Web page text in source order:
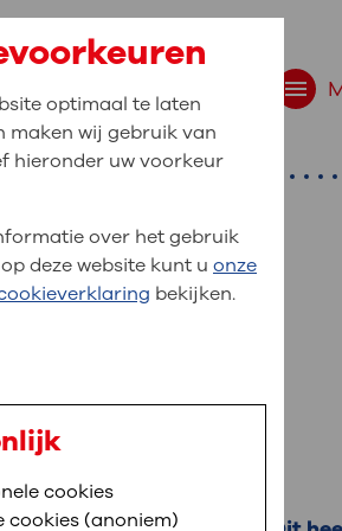
op
,Digitalisering
gegevens
kunt u uw medische
breidt MijnOLVG
voet
optimaal te laten
maken wij gebruik van
hieronder uw voorkeur
over het gebruik
deze website kunt u onze
bekijken.
cookies
cookies (anoniem)